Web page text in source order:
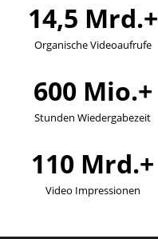
14,5 Mrd.+
Organische Videoaufrufe
600Mio.+
Stunden Wiedergabezeit
110 Mrd.+
Video Impressionen